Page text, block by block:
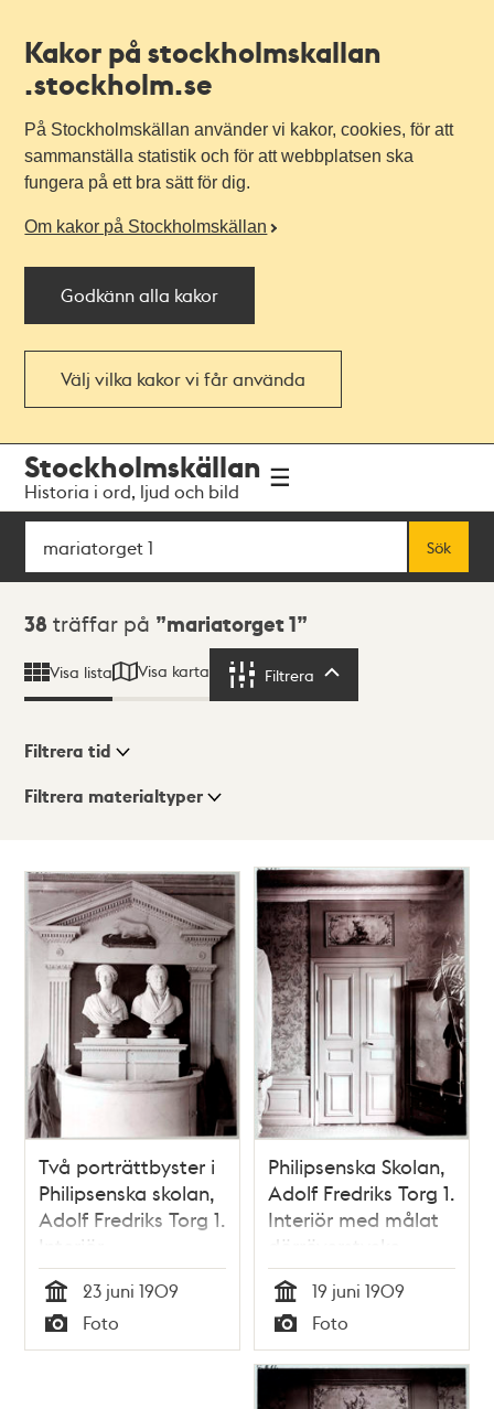
Kakor på stockholmskallan
.stockholm.se
På Stockholmskällan använder vi kakor, cookies, för att
sammanställa statistik och för att webbplatsen ska
fungera på ett bra sätt för dig.
Om kakor på Stockholmskällan
Godkänn alla kakor
Välj vilka kakor vi får använda
navigationen
huvudinnehållet
Stockholmskällan
Historia i ord, ljud och bild
Sök
Sök
Sökresultat
38 träffar på mariatorget 1
Visa lista Visa karta Filtrera
Visningsläge
Lista
Karta
Filtrera tid
Filtrera materialtyper
träffar
Två porträttbyster i
Philipsenska skolan,
Adolf Fredriks Torg 1.
Interiör
Tid
23 juni 1909
Typ
Foto
Philipsenska Skolan,
Adolf Fredriks Torg 1.
Interiör med målat
dörröverstycke
Tid
19 juni 1909
Typ
Foto